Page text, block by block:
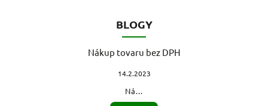
BLOGY
Nákup tovaru bez DPH
14.2.2023
Ná...